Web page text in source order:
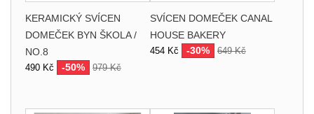
KERAMICKÝ SVÍCEN
DOMEČEK BYN ŠKOLA /
NO.8
490 Kč -50% 979 Kč
SVÍCEN DOMEČEK CANAL
HOUSE BAKERY
454 Kč -30% 649 Kč